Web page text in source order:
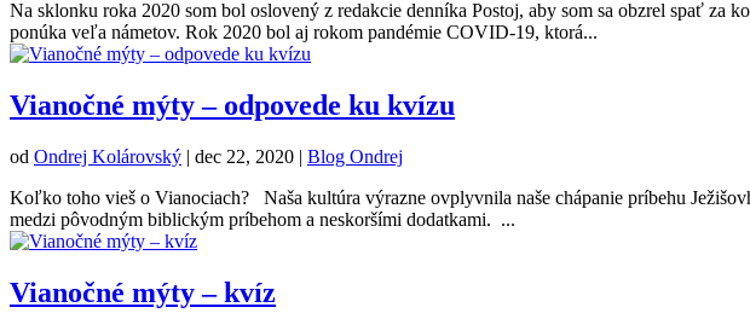
Na sklonku roka 2020 som bol oslovený z redakcie denníka Postoj, aby som sa obzrel spať za
ponúka veľa námetov. Rok 2020 bol aj rokom pandémie COVID-19, ktorá...
Vianočné mýty – odpovede ku kvízu
od Ondrej Kolárovský | dec 22, 2020 | Blog Ondrej
Koľko toho vieš o Vianociach? Naša kultúra výrazne ovplyvnila naše chápanie príbehu
medzi pôvodným biblickým príbehom a neskoršími dodatkami. ...
Vianočné mýty – kvíz